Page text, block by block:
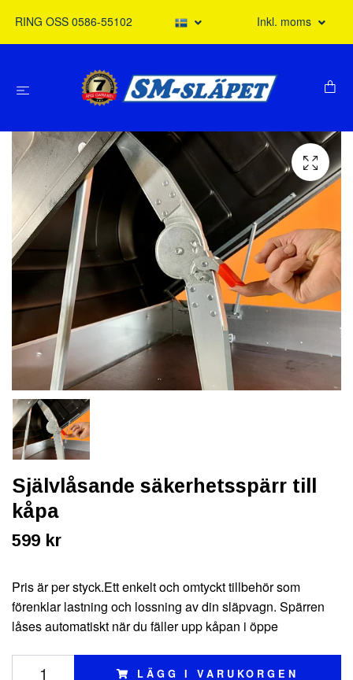
RING OSS 0586-55102 Inkl. moms
Självlåsande säkerhetsspärr till
kåpa
599 kr
Pris är per styck.Ett enkelt och omtyckt tillbehör som
förenklar lastning och lossning av din släpvagn. Spärren
låses automatiskt när du fäller upp kåpan i öppe
LÄGG I VARUKORGEN